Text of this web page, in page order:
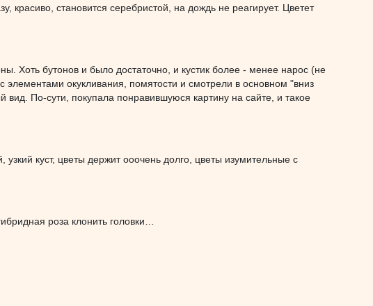
красиво, становится серебристой, на дождь не реагирует. Цветет
Хоть бутонов и было достаточно, и кустик более - менее нарос (не
окукливания, помятости и смотрели в основном "вниз
По-сути, покупала понравившуюся картину на сайте, и такое
куст, цветы держит ооочень долго, цветы изумительные с
роза клонить головки…